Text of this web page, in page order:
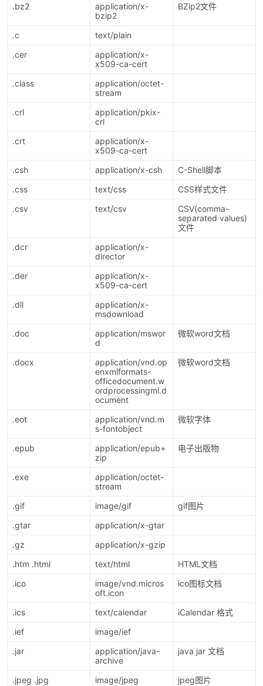
.bz2
application/x-
bzip2
BZip2文件
.c
text/plain
.cer
application/x-
x509-ca-cert
.class
application/octet-
stream
.crl
application/pkix-
crl
.crt
application/x-
x509-ca-cert
.csh
application/x-csh
C-Shell脚本
.css
text/css
CSS样式文件
.csv
text/csv
CSV(comma-
separated values)
文件
.dcr
application/x-
director
.der
application/x-
x509-ca-cert
.dll
application/x-
msdownload
.doc
application/mswor
d
微软word文档
.docx
application/vnd.op
enxmlformats-
officedocument.w
ordprocessingml.d
ocument
微软word文档
.eot
application/vnd.m
s-fontobject
微软字体
.epub
application/epub+
zip
电子出版物
.exe
application/octet-
stream
.gif
image/gif
gif图片
.gtar
application/x-gtar
.gz
application/x-gzip
.htm .html
text/html
HTML文档
.ico
image/vnd.micros
oft.icon
ico图标文档
.ics text/calendar
iCalendar 格式
.ief
image/ief
.jar
application/java-
archive
java jar 文档
.jpeg .jpg image/jpeg
jpeg图片